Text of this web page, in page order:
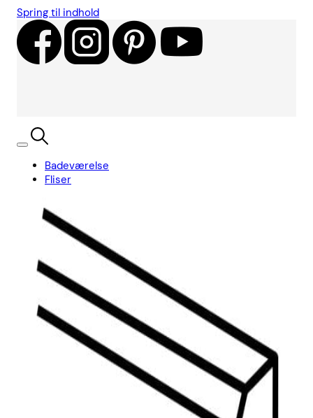
Spring til indhold
Badeværelse
Fliser
Kundecases
Showroom Søg KurvBook
indretningskonsulent